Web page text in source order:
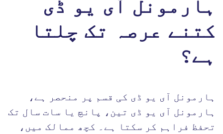
ہارمونل آی یو ڈی
کتنے عرصہ تک چلتا
ہے؟
ہارمونل آی یو ڈی کی قسم پر منحصر ہے،
ہارمونل آی یو ڈی تین، پانچ یا سات سال تک
تحفظ فراہم کر سکتا ہے۔ کچھ ممالک میں،